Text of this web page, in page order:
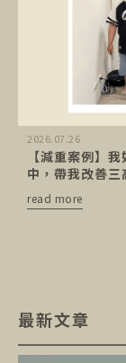
2026.07.26
【減重案例】
中，帶我改善三
read more
最新文章